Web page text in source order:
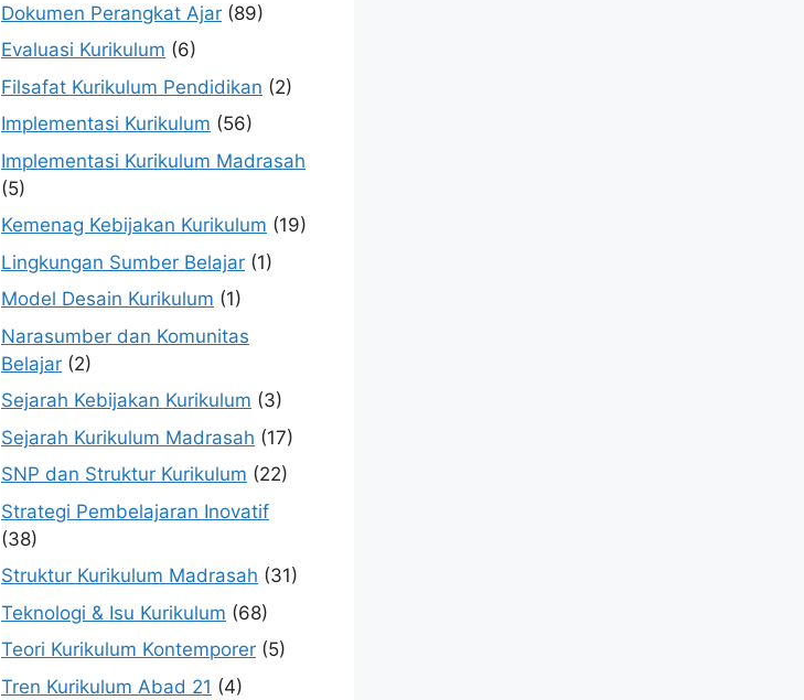
Dokumen Perangkat Ajar (89)
Evaluasi Kurikulum (6)
Filsafat Kurikulum Pendidikan (2)
Implementasi Kurikulum (56)
Implementasi Kurikulum Madrasah
(5)
Kemenag Kebijakan Kurikulum (19)
Lingkungan Sumber Belajar (1)
Model Desain Kurikulum (1)
Narasumber dan Komunitas
Belajar (2)
Sejarah Kebijakan Kurikulum (3)
Sejarah Kurikulum Madrasah (17)
SNP dan Struktur Kurikulum (22)
Strategi Pembelajaran Inovatif
(38)
Struktur Kurikulum Madrasah (31)
Teknologi & Isu Kurikulum (68)
Teori Kurikulum Kontemporer (5)
Tren Kurikulum Abad 21 (4)